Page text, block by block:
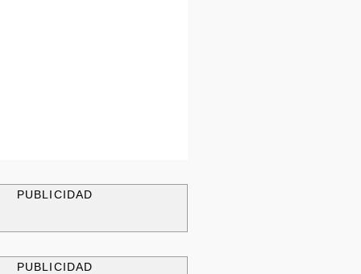
PUBLICIDAD
PUBLICIDAD